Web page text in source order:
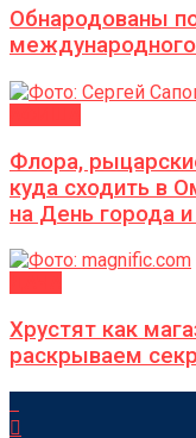
Обнародованы
Флора,
куда сходить в
на День города
Хрустят как
раскрываем